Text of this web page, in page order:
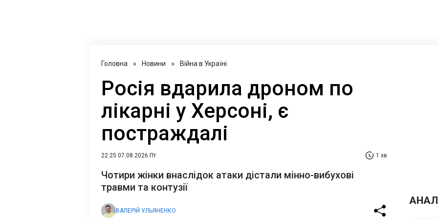
Головна » Новини » Війна в Україні
Росія вдарила дроном по
лікарні у Херсоні, є
постраждалі
22:25 07.08.2026 Пт 1 хв
Чотири жінки внаслідок атаки дістали мінно-вибухові
травми та контузії
ВАЛЕРІЙ УЛЬЯНЕНКО